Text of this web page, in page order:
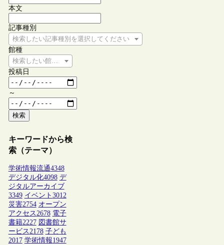
本文
記事種別
検索したい記事種別を選択してください
館種
検索したい館種を選択してください
投稿日
～
検索
キーワードから検
索（テーマ）
学術情報流通4348
デジタル化4098 デ
ジタルアーカイブ
3349 イベント 3012
災害2754 オープン
アクセス2678 電子
書籍2227 図書館サ
ービス2178 子ども
2017 学術情報1947